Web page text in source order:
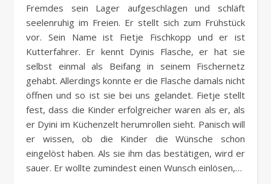
Fremdes sein Lager aufgeschlagen und schläft
seelenruhig im Freien. Er stellt sich zum Frühstück
vor. Sein Name ist Fietje Fischkopp und er ist
Kutterfahrer. Er kennt Dyinis Flasche, er hat sie
selbst einmal als Beifang in seinem Fischernetz
gehabt. Allerdings konnte er die Flasche damals nicht
öffnen und so ist sie bei uns gelandet. Fietje stellt
fest, dass die Kinder erfolgreicher waren als er, als
er Dyini im Küchenzelt herumrollen sieht. Panisch will
er wissen, ob die Kinder die Wünsche schon
eingelöst haben. Als sie ihm das bestätigen, wird er
sauer. Er wollte zumindest einen Wunsch einlösen,…